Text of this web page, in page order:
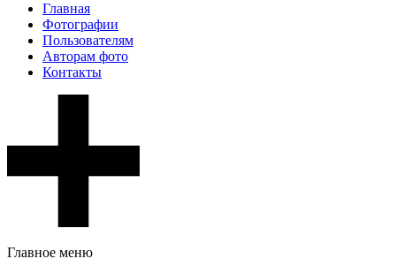
Главная
Фотографии
Пользователям
Авторам фото
Контакты
Главное меню